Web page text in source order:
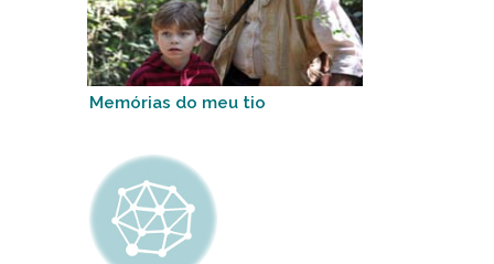
Memórias do meu tio